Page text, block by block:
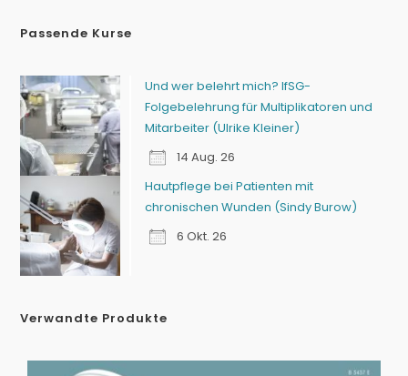
Passende Kurse
Und wer belehrt mich? IfSG-
Folgebelehrung für Multiplikatoren und
Mitarbeiter (Ulrike Kleiner)
14 Aug. 26
Hautpflege bei Patienten mit
chronischen Wunden (Sindy Burow)
6 Okt. 26
Verwandte Produkte